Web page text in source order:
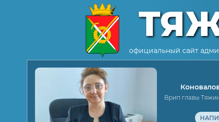
официальный сайт
Врип главы